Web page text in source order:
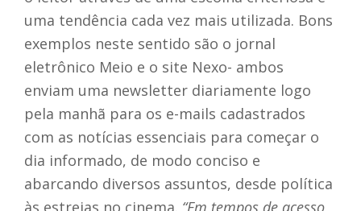
uma tendência cada vez mais utilizada. Bons
exemplos neste sentido são o jornal
eletrônico Meio e o site Nexo- ambos
enviam uma newsletter diariamente logo
pela manhã para os e-mails cadastrados
com as notícias essenciais para começar o
dia informado, de modo conciso e
abarcando diversos assuntos, desde política
às estreias no cinema. “Em tempos de acesso